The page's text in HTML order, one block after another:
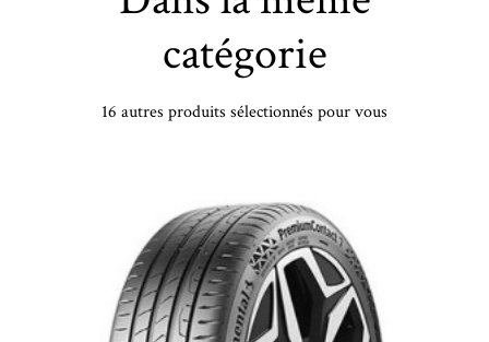
catégorie
16 autres produits sélectionnés pour vous